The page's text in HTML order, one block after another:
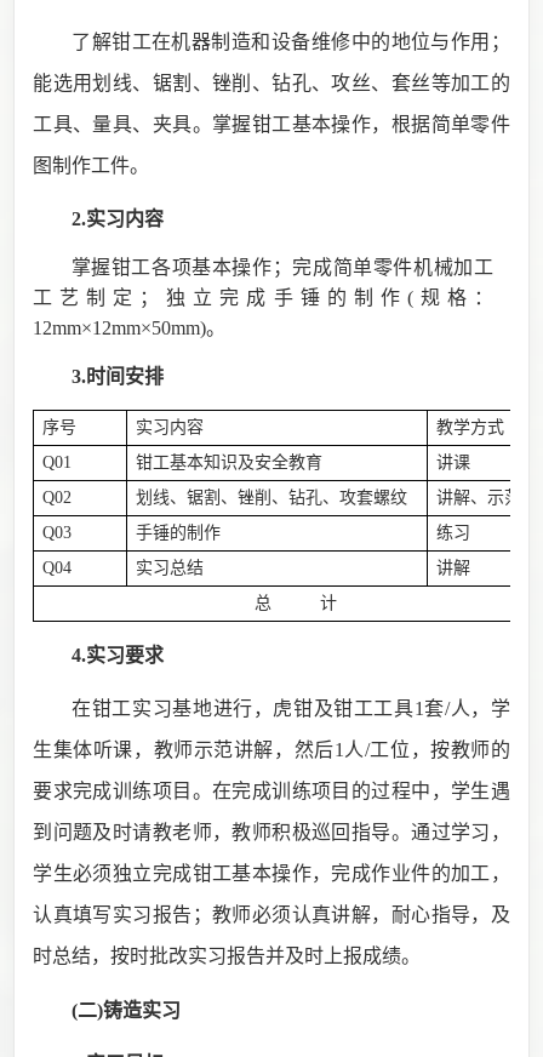
了解钳工在机器制造和设备维修中的地位与作用；
能选用划线、锯割、锉削、钻孔、攻丝、套丝等加工的
工具、量具、夹具。掌握钳工基本操作，根据简单零件
图制作工件。
2.实习内容
掌握钳工各项基本操作；完成简单零件机械加工
工艺制定；独立完成手锤的制作 (规格：
12mm×12mm×50mm)。
3.时间安排
序号 实习内容
教学方式
Q01
钳工基本知识及安全教育
讲课
Q02
划线、锯割、锉削、钻孔、攻套螺纹
讲解、示范
Q03
手锤的制作
练习
Q04
实习总结
讲解
总 计
4.实习要求
在钳工实习基地进行，虎钳及钳工工具1套/人，学
生集体听课，教师示范讲解，然后1人/工位，按教师的
要求完成训练项目。在完成训练项目的过程中，学生遇
到问题及时请教老师，教师积极巡回指导。通过学习，
学生必须独立完成钳工基本操作，完成作业件的加工，
认真填写实习报告；教师必须认真讲解，耐心指导，及
时总结，按时批改实习报告并及时上报成绩。
(二)铸造实习